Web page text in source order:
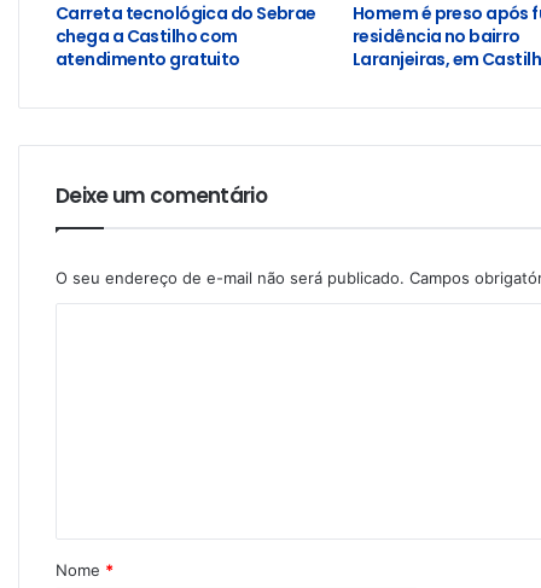
Carreta tecnológica do Sebrae
chega a Castilho com
atendimento gratuito
Homem é preso após
residência no bairro
Laranjeiras, em
Deixe um comentário
O seu endereço de e-mail não será publicado. Campos
Nome *